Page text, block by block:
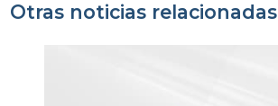
Otras noticias relacionadas